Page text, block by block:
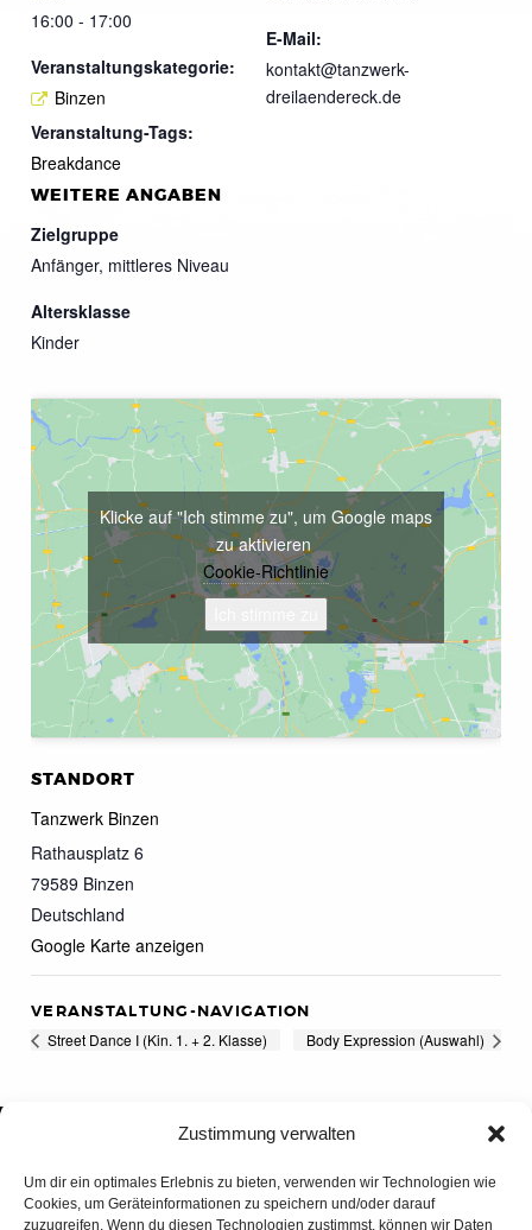
Zustimmung verwalten
Um dir ein optimales Erlebnis zu bieten, verwenden wir Technologien wie
Cookies, um Geräteinformationen zu speichern und/oder darauf
zuzugreifen. Wenn du diesen Technologien zustimmst, können wir Daten
16:00 - 17:00
Veranstaltungskategorie:
Binzen
Veranstaltung-Tags:
Breakdance
E-Mail:
kontakt@tanzwerk-
dreilaendereck.de
WEITERE ANGABEN
Zielgruppe
Anfänger, mittleres Niveau
Altersklasse
Kinder
STANDORT
Tanzwerk Binzen
Rathausplatz 6
79589 Binzen
Deutschland
Google Karte anzeigen
Klicke auf "Ich stimme zu", um Google maps
zu aktivieren
Cookie-Richtlinie
VERANSTALTUNG-NAVIGATION
Street Dance I (Kin. 1. + 2. Klasse) Body Expression (Auswahl)